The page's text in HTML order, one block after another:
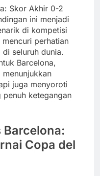
Skor Akhir 0-2
ini menjadi
di kompetisi
perhatian
seluruh dunia.
Barcelona,
juga menyoroti
ketegangan
Barcelona:
Copa del